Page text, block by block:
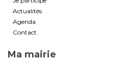
Actualités
Agenda
Contact
Ma mairie